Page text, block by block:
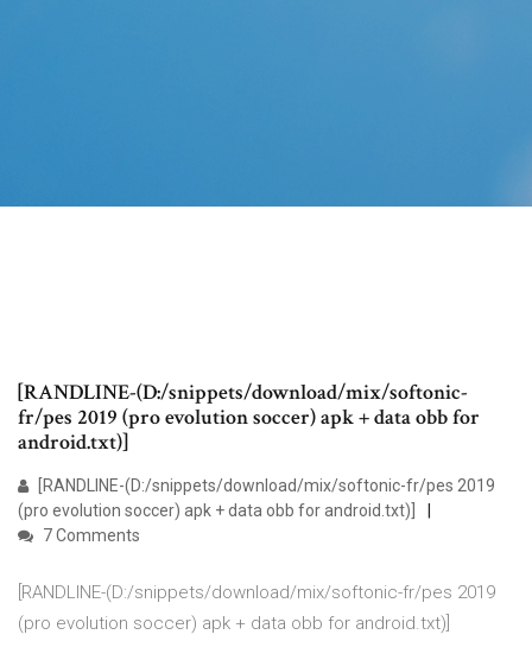
[RANDLINE-(D:/snippets/download/mix/softonic-
fr/pes 2019 (pro evolution soccer) apk + data obb for
android.txt)]
[RANDLINE-(D:/snippets/download/mix/softonic-fr/pes 2019
(pro evolution soccer) apk + data obb for android.txt)]
7 Comments
[RANDLINE-(D:/snippets/download/mix/softonic-fr/pes 2019
(pro evolution soccer) apk + data obb for android.txt)]